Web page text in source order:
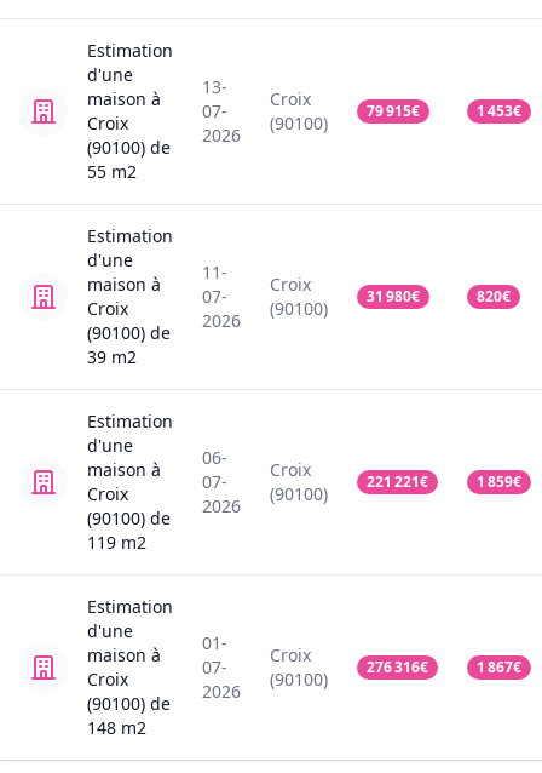
Estimation
d'une
maison à
Croix
(90100) de
55 m2
13-
07-
2026
Croix
(90100)
79 915€ 1 453€
Estimation
d'une
maison à
Croix
(90100) de
39 m2
11-
07-
2026
Croix
(90100)
31 980€ 820€
Estimation
d'une
maison à
Croix
(90100) de
119 m2
06-
07-
2026
Croix
(90100)
221 221€ 1 859€
Estimation
d'une
maison à
Croix
(90100) de
148 m2
01-
07-
2026
Croix
(90100)
276 316€ 1 867€